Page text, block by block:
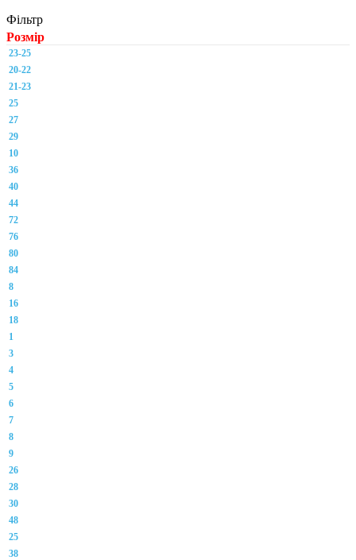
Фільтр
Розмір
23-25
20-22
21-23
25
27
29
10
36
40
44
72
76
80
84
8
16
18
1
3
4
5
6
7
8
9
26
28
30
48
25
38